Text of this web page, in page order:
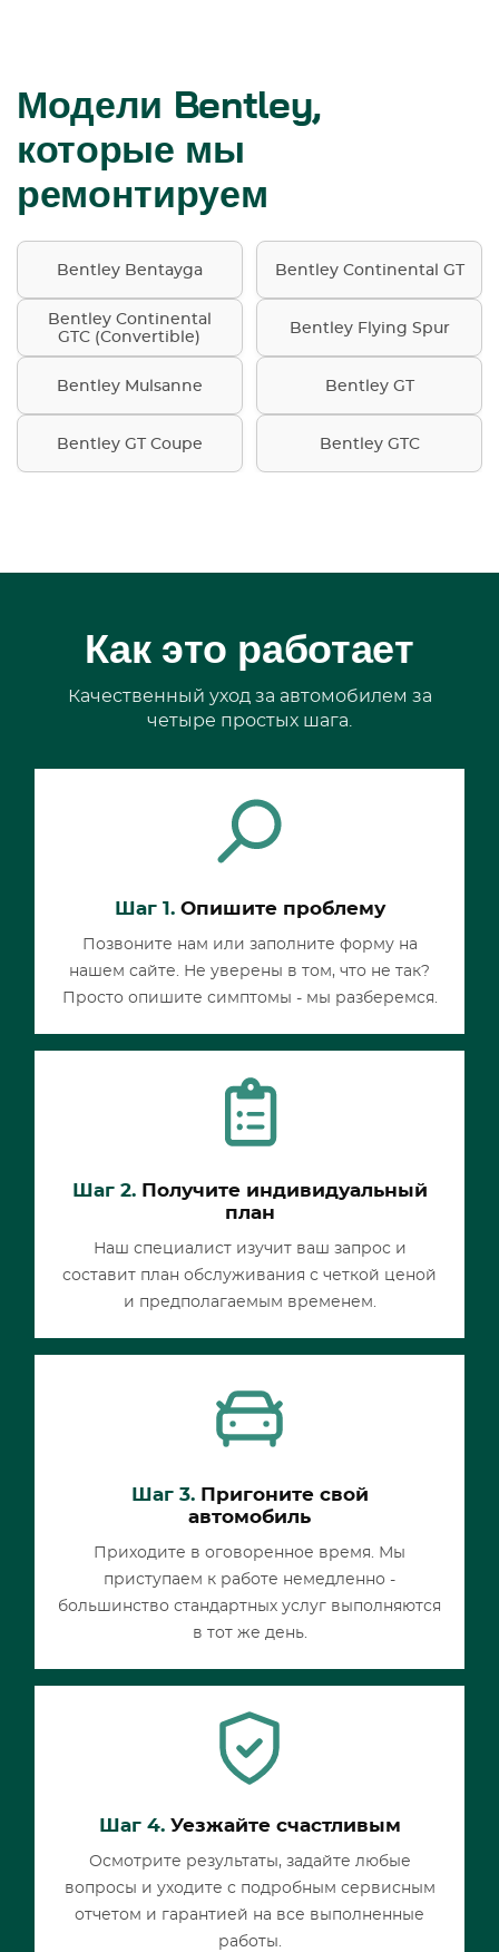
Модели Bentley,
которые мы
ремонтируем
Bentley Bentayga Bentley Continental GT
Bentley Continental
GTC (Convertible)
Bentley Flying Spur
Bentley Mulsanne Bentley GT
Bentley GT Coupe Bentley GTC
Как это работает
Качественный уход за автомобилем за
четыре простых шага.
Шаг 1.Опишите проблему
Позвоните нам или заполните форму на
нашем сайте. Не уверены в том, что не так?
Просто опишите симптомы - мы разберемся.
Шаг 2.Получите индивидуальный
план
Наш специалист изучит ваш запрос и
составит план обслуживания с четкой ценой
и предполагаемым временем.
Шаг 3.Пригоните свой
автомобиль
Приходите в оговоренное время. Мы
приступаем к работе немедленно -
большинство стандартных услуг выполняются
в тот же день.
Шаг 4.Уезжайте счастливым
Осмотрите результаты, задайте любые
вопросы и уходите с подробным сервисным
отчетом и гарантией на все выполненные
работы.